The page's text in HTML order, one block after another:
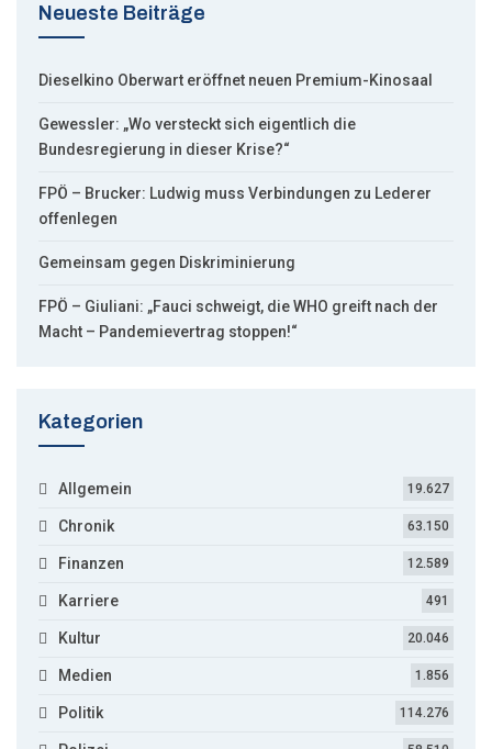
Neueste Beiträge
Dieselkino Oberwart eröffnet neuen Premium-Kinosaal
Gewessler: „Wo versteckt sich eigentlich die
Bundesregierung in dieser Krise?“
FPÖ – Brucker: Ludwig muss Verbindungen zu Lederer
offenlegen
Gemeinsam gegen Diskriminierung
FPÖ – Giuliani: „Fauci schweigt, die WHO greift nach der
Macht – Pandemievertrag stoppen!“
Kategorien
Allgemein 19.627
Chronik 63.150
Finanzen 12.589
Karriere 491
Kultur 20.046
Medien 1.856
Politik 114.276